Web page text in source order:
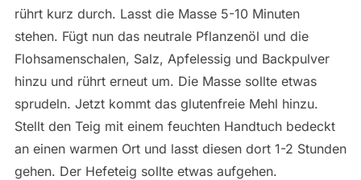
rührt kurz durch. Lasst die Masse 5-10 Minuten
stehen. Fügt nun das neutrale Pflanzenöl und die
Flohsamenschalen, Salz, Apfelessig und Backpulver
hinzu und rührt erneut um. Die Masse sollte etwas
sprudeln. Jetzt kommt das glutenfreie Mehl hinzu.
Stellt den Teig mit einem feuchten Handtuch bedeckt
an einen warmen Ort und lasst diesen dort 1-2 Stunden
gehen. Der Hefeteig sollte etwas aufgehen.